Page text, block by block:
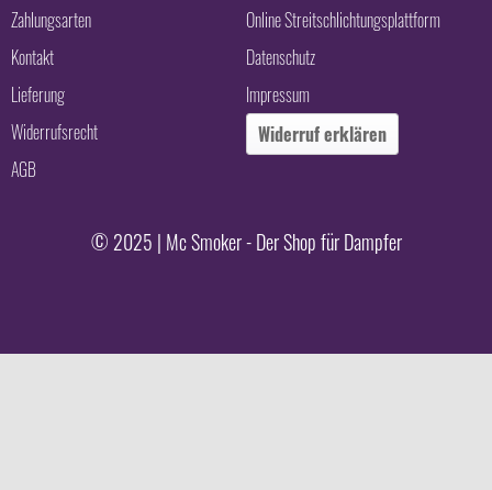
Zahlungsarten
Kontakt
Lieferung
Widerrufsrecht
AGB
Online Streitschlichtungsplattform
Datenschutz
Impressum
Widerruf erklären
© 2025 | Mc Smoker - Der Shop für Dampfer